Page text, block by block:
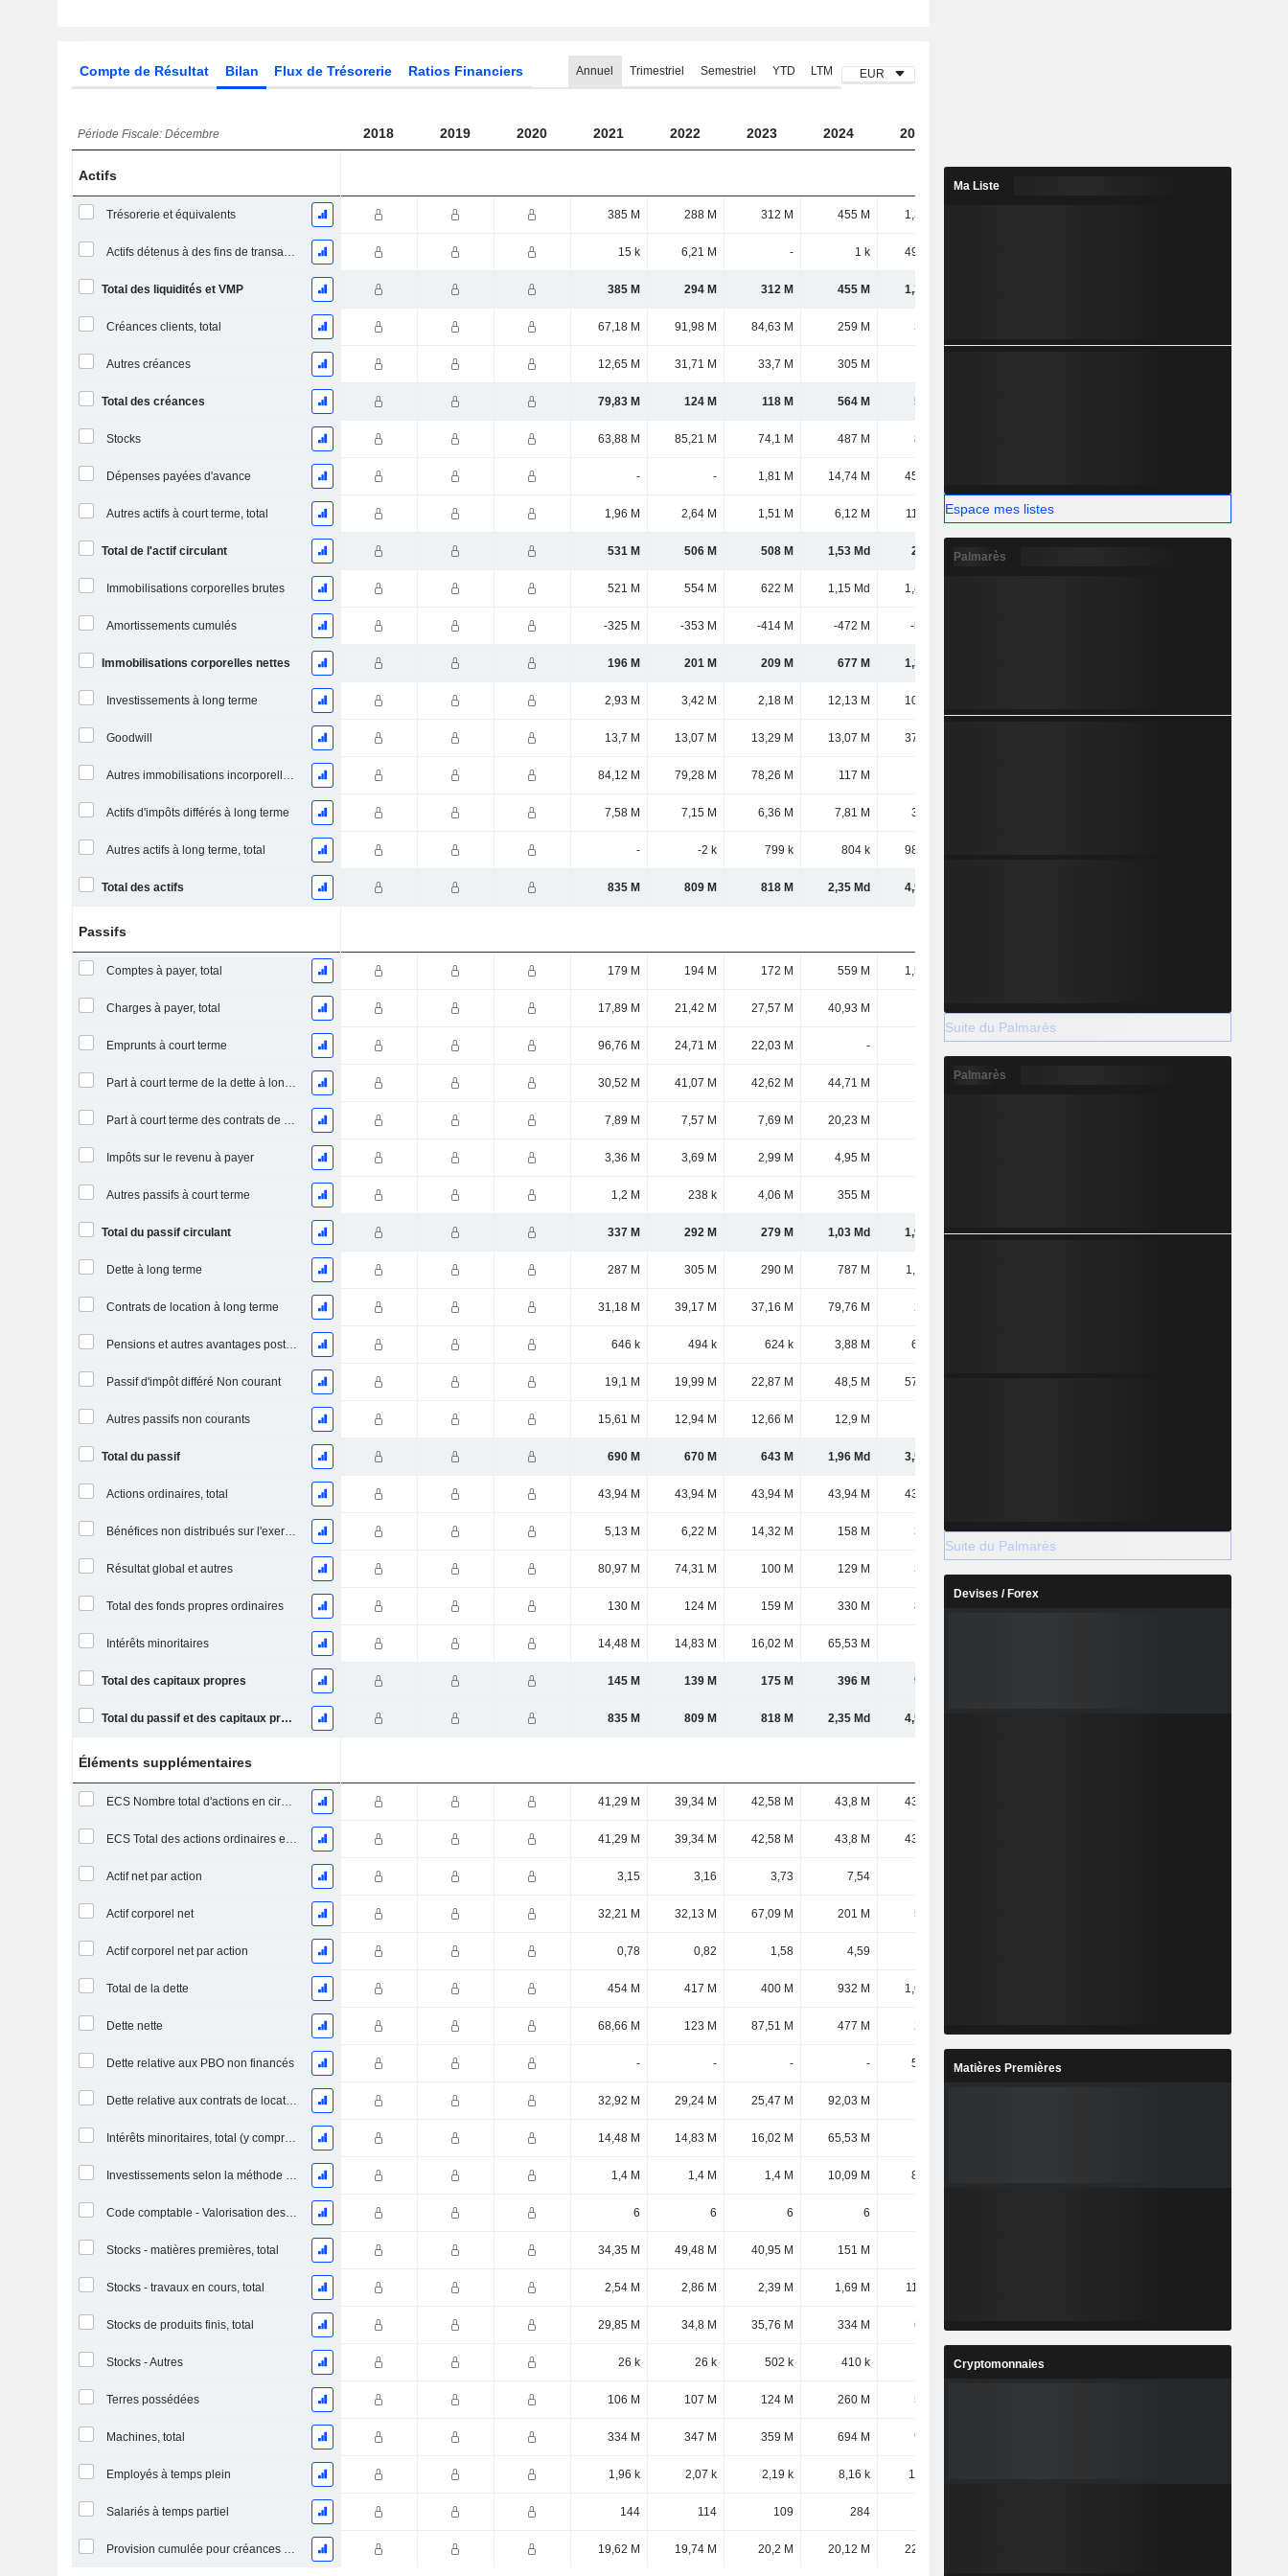
Compte de Résultat Bilan Flux de Trésorerie Ratios Financiers Annuel Trimestriel Semestriel YTD LTM EUR
Période Fiscale: Décembre 2018 2019 2020 2021 2022 2023 2024 2025
Actifs
Trésorerie et équivalents 385 M 288 M 312 M 455 M 1,33 Md
Actifs détenus à des fins de transaction Titres, totalActifs détenus à des fins de transactions (Trading), Total. 15 k 6,21 M - 1 k 49,35 M
Total des liquidités et VMP 385 M 294 M 312 M 455 M 1,38 Md
Créances clients, total 67,18 M 91,98 M 84,63 M 259 M 357 M
Autres créances 12,65 M 31,71 M 33,7 M 305 M
Total des créances 79,83 M 124 M 118 M 564 M 536 M
Stocks 63,88 M 85,21 M 74,1 M 487 M 828 M
Dépenses payées d'avance - - 1,81 M 14,74 M 45,57 M
Autres actifs à court terme, total 1,96 M 2,64 M 1,51 M 6,12 M 11,21 M
Total de l'actif circulant 531 M 506 M 508 M 1,53 Md 2,8 Md
Immobilisations corporelles brutes 521 M 554 M 622 M 1,15 Md 1,88 Md
Amortissements cumulés -325 M -353 M -414 M -472 M -520 M
Immobilisations corporelles nettes 196 M 201 M 209 M 677 M 1,36 Md
Investissements à long terme 2,93 M 3,42 M 2,18 M 12,13 M 10,31 M
Goodwill 13,7 M 13,07 M 13,29 M 13,07 M 37,18 M
Autres immobilisations incorporelles, total 84,12 M 79,28 M 78,26 M 117 M
Actifs d'impôts différés à long terme 7,58 M 7,15 M 6,36 M 7,81 M 38,7 M
Autres actifs à long terme, total - -2 k 799 k 804 k 98,41 M
Total des actifs 835 M 809 M 818 M 2,35 Md 4,54 Md
Passifs
Comptes à payer, total 179 M 194 M 172 M 559 M 1,51 Md
Charges à payer, total 17,89 M 21,42 M 27,57 M 40,93 M 126 M
Emprunts à court terme 96,76 M 24,71 M 22,03 M - -
Part à court terme de la dette à long terme 30,52 M 41,07 M 42,62 M 44,71 M
Part à court terme des contrats de location 7,89 M 7,57 M 7,69 M 20,23 M
Impôts sur le revenu à payer 3,36 M 3,69 M 2,99 M 4,95 M
Autres passifs à court terme 1,2 M 238 k 4,06 M 355 M
Total du passif circulant 337 M 292 M 279 M 1,03 Md 1,99 Md
Dette à long terme 287 M 305 M 290 M 787 M 1,11 Md
Contrats de location à long terme 31,18 M 39,17 M 37,16 M 79,76 M 267 M
Pensions et autres avantages postérieurs à l'emploi 646 k 494 k 624 k 3,88 M 6,46 M
Passif d'impôt différé Non courant 19,1 M 19,99 M 22,87 M 48,5 M 57,21 M
Autres passifs non courants 15,61 M 12,94 M 12,66 M 12,9 M
Total du passif 690 M 670 M 643 M 1,96 Md 3,57 Md
Actions ordinaires, total 43,94 M 43,94 M 43,94 M 43,94 M 43,94 M
Bénéfices non distribués sur l'exercice 5,13 M 6,22 M 14,32 M 158 M 375 M
Résultat global et autres 80,97 M 74,31 M 100 M 129 M 385 M
Total des fonds propres ordinaires 130 M 124 M 159 M 330 M 804 M
Intérêts minoritaires 14,48 M 14,83 M 16,02 M 65,53 M
Total des capitaux propres 145 M 139 M 175 M 396 M 971 M
Total du passif et des capitaux propres 835 M 809 M 818 M 2,35 Md 4,54 Md
Éléments supplémentaires
ECS Nombre total d'actions en circulation à la date de dépôt 41,29 M 39,34 M 42,58 M 43,8 M 43,08 M
ECS Total des actions ordinaires en circulation 41,29 M 39,34 M 42,58 M 43,8 M 43,08 M
Actif net par action 3,15 3,16 3,73 7,54
Actif corporel net 32,21 M 32,13 M 67,09 M 201 M 571 M
Actif corporel net par action 0,78 0,82 1,58 4,59
Total de la dette 454 M 417 M 400 M 932 M 1,62 Md
Dette nette 68,66 M 123 M 87,51 M 477 M 237 M
Dette relative aux PBO non financés - - - - 5,94 M
Dette relative aux contrats de location 32,92 M 29,24 M 25,47 M 92,03 M
Intérêts minoritaires, total (y compris la division financière) 14,48 M 14,83 M 16,02 M 65,53 M
Investissements selon la méthode de la mise en équivalence, total 1,4 M 1,4 M 1,4 M 10,09 M 8,36 M
Code comptable - Valorisation des stocks 6 6 6 6
Stocks - matières premières, total 34,35 M 49,48 M 40,95 M 151 M
Stocks - travaux en cours, total 2,54 M 2,86 M 2,39 M 1,69 M 11,23 M
Stocks de produits finis, total 29,85 M 34,8 M 35,76 M 334 M 665 M
Stocks - Autres 26 k 26 k 502 k 410 k
Terres possédées 106 M 107 M 124 M 260 M 512 M
Machines, total 334 M 347 M 359 M 694 M 963 M
Employés à temps plein 1,96 k 2,07 k 2,19 k 8,16 k 12,93 k
Salariés à temps partiel 144 114 109 284
Provision cumulée pour créances douteuses (Supple) 19,62 M 19,74 M 20,2 M 20,12 M 22,73 M
Ma Liste
Espace mes listes
Palmarès
Suite du Palmarès
Palmarès
Suite du Palmarès
Devises / Forex
Matières Premières
Cryptomonnaies